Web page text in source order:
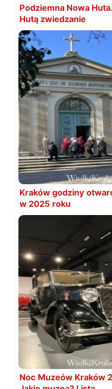
Podziemna Nowa
Hutą zwiedzanie
Kraków godziny
w 2025 roku
Noc Muzeów Kraków